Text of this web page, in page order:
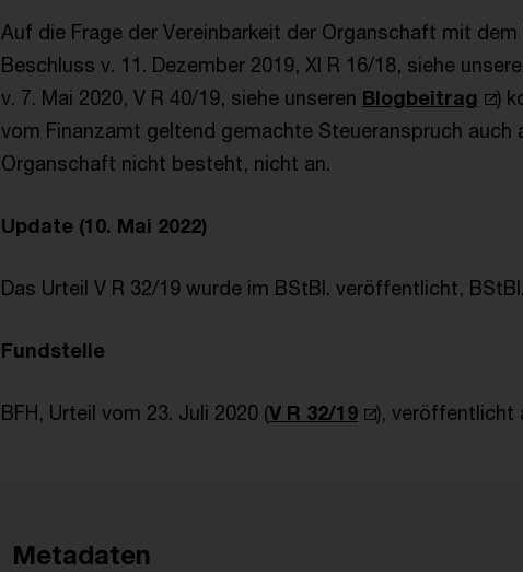
Auf die Frage der Vereinbarkeit der Organschaft mit dem
Beschluss v. 11. Dezember 2019, XI R 16/18, siehe
v. 7. Mai 2020, V R 40/19, siehe unseren Blogbeitrag
)
vom Finanzamt geltend gemachte Steueranspruch auch
Organschaft nicht besteht, nicht an.
Update (10. Mai 2022)
Das Urteil V R 32/19 wurde im BStBl. veröffentlicht,
Fundstelle
BFH, Urteil vom 23. Juli 2020 (V R 32/19 ), veröffentlicht
Metadaten